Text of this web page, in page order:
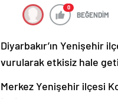
0
BEĞENDİM
Diyarbakır’ın Yenişehir
vurularak etkisiz hale
Merkez Yenişehir ilçesi